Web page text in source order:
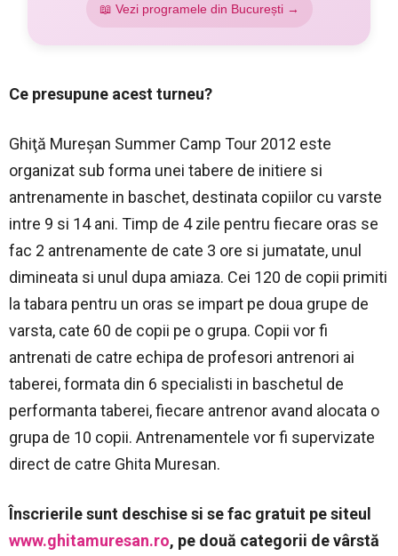
📖 Vezi programele din București →
Ce presupune acest turneu?
Ghiţă Mureşan Summer Camp Tour 2012 este
organizat sub forma unei tabere de initiere si
antrenamente in baschet, destinata copiilor cu varste
intre 9 si 14 ani. Timp de 4 zile pentru fiecare oras se
fac 2 antrenamente de cate 3 ore si jumatate, unul
dimineata si unul dupa amiaza. Cei 120 de copii primiti
la tabara pentru un oras se impart pe doua grupe de
varsta, cate 60 de copii pe o grupa. Copii vor fi
antrenati de catre echipa de profesori antrenori ai
taberei, formata din 6 specialisti in baschetul de
performanta taberei, fiecare antrenor avand alocata o
grupa de 10 copii. Antrenamentele vor fi supervizate
direct de catre Ghita Muresan.
Înscrierile sunt deschise si se fac gratuit pe siteul
www.ghitamuresan.ro, pe două categorii de vârstă